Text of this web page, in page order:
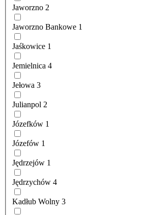
Jaworzno 2
Jaworzno Bankowe 1
Jaśkowice 1
Jemielnica 4
Jełowa 3
Julianpol 2
Józefków 1
Józefów 1
Jędrzejów 1
Jędrzychów 4
Kadłub Wolny 3